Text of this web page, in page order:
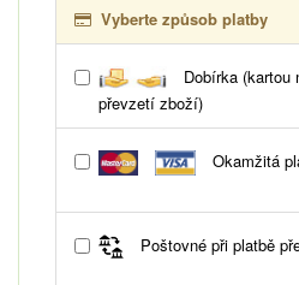
Vyberte způsob platby
Dobírka (kartou
převzetí zboží)
Okamžitá
Poštovné při platbě